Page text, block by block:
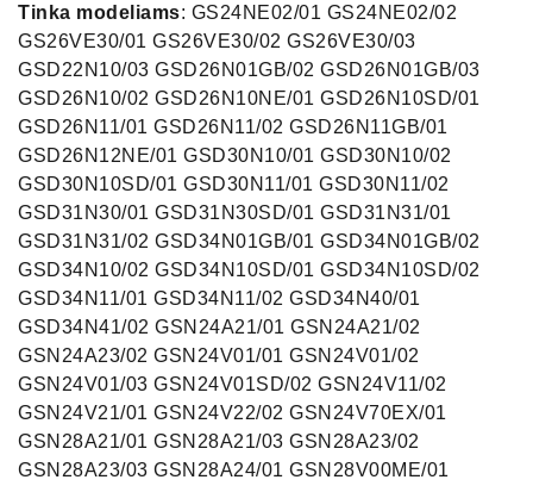
Tinka modeliams: GS24NE02/01 GS24NE02/02
GS26VE30/01 GS26VE30/02 GS26VE30/03
GSD22N10/03 GSD26N01GB/02 GSD26N01GB/03
GSD26N10/02 GSD26N10NE/01 GSD26N10SD/01
GSD26N11/01 GSD26N11/02 GSD26N11GB/01
GSD26N12NE/01 GSD30N10/01 GSD30N10/02
GSD30N10SD/01 GSD30N11/01 GSD30N11/02
GSD31N30/01 GSD31N30SD/01 GSD31N31/01
GSD31N31/02 GSD34N01GB/01 GSD34N01GB/02
GSD34N10/02 GSD34N10SD/01 GSD34N10SD/02
GSD34N11/01 GSD34N11/02 GSD34N40/01
GSD34N41/02 GSN24A21/01 GSN24A21/02
GSN24A23/02 GSN24V01/01 GSN24V01/02
GSN24V01/03 GSN24V01SD/02 GSN24V11/02
GSN24V21/01 GSN24V22/02 GSN24V70EX/01
GSN28A21/01 GSN28A21/03 GSN28A23/02
GSN28A23/03 GSN28A24/01 GSN28V00ME/01